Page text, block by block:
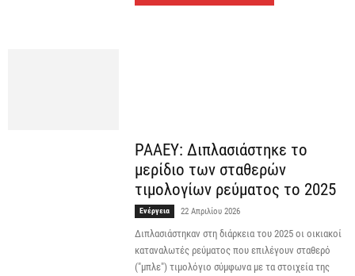
ΡΑΑΕΥ: Διπλασιάστηκε το
μερίδιο των σταθερών
τιμολογίων ρεύματος το 2025
Ενέργεια 22 Απριλίου 2026
Διπλασιάστηκαν στη διάρκεια του 2025 οι οικιακοί
καταναλωτές ρεύματος που επιλέγουν σταθερό
("μπλε") τιμολόγιο σύμφωνα με τα στοιχεία της